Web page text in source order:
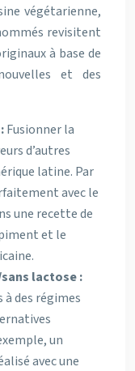
végétarienne,
revisitent
à base de
et des
Fusionner la
d’autres
latine. Par
avec le
une recette de
et le
lactose :
des régimes
un
avec une